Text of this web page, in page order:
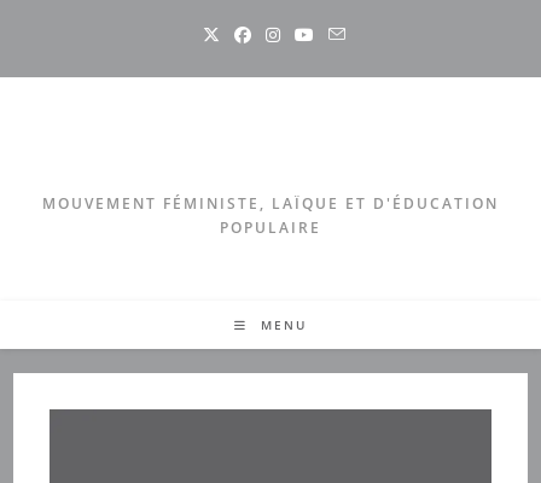
content
MOUVEMENT FÉMINISTE, LAÏQUE ET D'ÉDUCATION
POPULAIRE
MENU